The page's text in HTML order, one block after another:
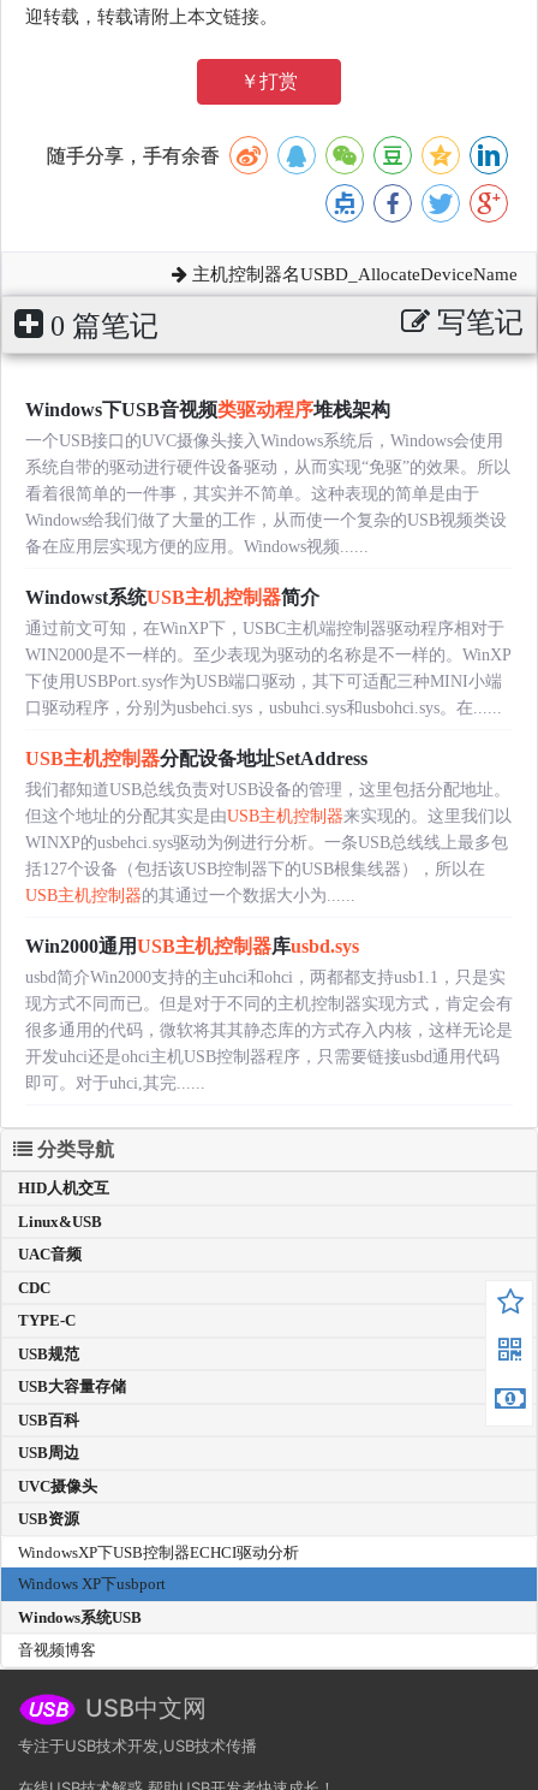
迎转载，转载请附上本文链接。
￥打赏
随手分享，手有余香
主机控制器名USBD_AllocateDeviceName
0 篇笔记 写笔记
Windows下USB音视频类驱动程序堆栈架构
一个USB接口的UVC摄像头接入Windows系统后，Windows会使用
系统自带的驱动进行硬件设备驱动，从而实现“免驱”的效果。所以
看着很简单的一件事，其实并不简单。这种表现的简单是由于
Windows给我们做了大量的工作，从而使一个复杂的USB视频类设
备在应用层实现方便的应用。Windows视频......
Windowst系统USB主机控制器简介
通过前文可知，在WinXP下，USBC主机端控制器驱动程序相对于
WIN2000是不一样的。至少表现为驱动的名称是不一样的。WinXP
下使用USBPort.sys作为USB端口驱动，其下可适配三种MINI小端
口驱动程序，分别为usbehci.sys，usbuhci.sys和usbohci.sys。在......
USB主机控制器分配设备地址SetAddress
我们都知道USB总线负责对USB设备的管理，这里包括分配地址。
但这个地址的分配其实是由USB主机控制器来实现的。这里我们以
WINXP的usbehci.sys驱动为例进行分析。一条USB总线线上最多包
括127个设备（包括该USB控制器下的USB根集线器），所以在
USB主机控制器的其通过一个数据大小为......
Win2000通用USB主机控制器库usbd.sys
usbd简介Win2000支持的主uhci和ohci，两都都支持usb1.1，只是实
现方式不同而已。但是对于不同的主机控制器实现方式，肯定会有
很多通用的代码，微软将其其静态库的方式存入内核，这样无论是
开发uhci还是ohci主机USB控制器程序，只需要链接usbd通用代码
即可。对于uhci,其完......
分类导航
HID人机交互
Linux&USB
UAC音频
CDC
TYPE-C
USB规范
USB大容量存储
USB百科
USB周边
UVC摄像头
USB资源
WindowsXP下USB控制器ECHCI驱动分析
Windows XP下usbport
Windows系统USB
音视频博客
USB中文网
专注于USB技术开发,USB技术传播